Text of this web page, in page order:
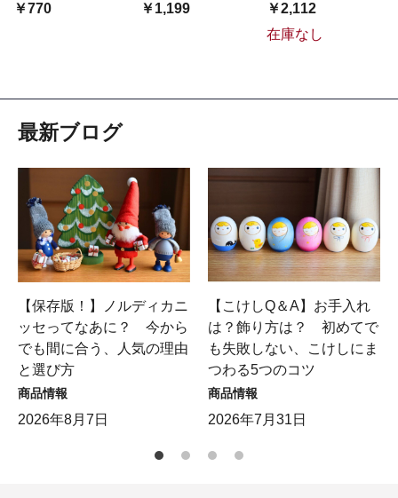
￥770 ￥1,199
￥2,112
在庫なし
最新ブログ
【保存版！】ノルディカニ
ッセってなあに？ 今から
でも間に合う、人気の理由
と選び方
商品情報
2026年8月7日
【こけしQ＆A】お手入れ
は？飾り方は？ 初めてで
も失敗しない、こけしにま
つわる5つのコツ
商品情報
2026年7月31日